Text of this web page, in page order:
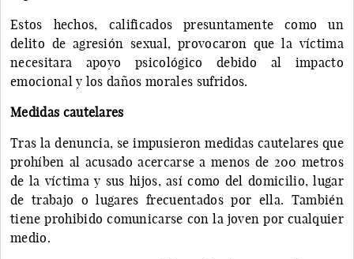
Estos hechos, calificados presuntamente como un
delito de agresión sexual, provocaron que la víctima
necesitara apoyo psicológico debido al impacto
emocional y los daños morales sufridos.
Medidas cautelares
Tras la denuncia, se impusieron medidas cautelares que
prohíben al acusado acercarse a menos de 200 metros
de la víctima y sus hijos, así como del domicilio, lugar
de trabajo o lugares frecuentados por ella. También
tiene prohibido comunicarse con la joven por cualquier
medio.